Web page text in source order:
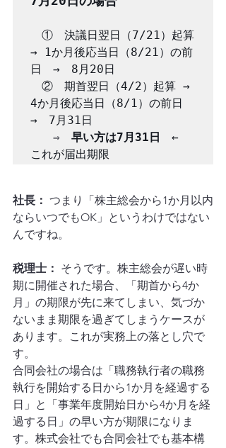
①　決議日翌日（7/21）起算
→ 1か月後応当日（8/21）の前
日　→　8月20日
②　期首翌日（4/2）起算 →
4か月後応当日（8/1）の前日
→　7月31日
⇒
早い方は7月31日
←
これが届出期限
社長： つまり「株主総会から1か月以内
ならいつでもOK」というわけではない
んですね。
税理士： そうです。株主総会が遅い時
期に開催された場合、「期首から4か
月」の期限が先に来てしまい、気づか
ないまま期限を過ぎてしまうケースが
あります。これが実務上の落とし穴で
す。
合同会社の場合は「職務執行者の職務
執行を開始する日から1か月を経過する
日」と「事業年度開始日から4か月を経
過する日」の早い方が期限になりま
す。株式会社でも合同会社でも基本構